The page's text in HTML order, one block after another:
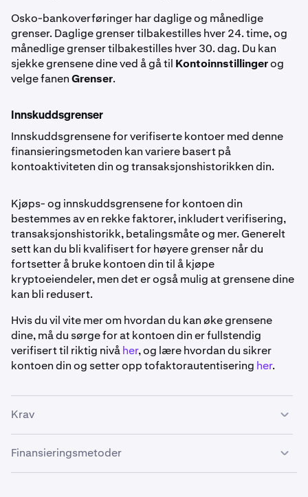
Osko-bankoverføringer har daglige og månedlige
grenser. Daglige grenser tilbakestilles hver 24. time, og
månedlige grenser tilbakestilles hver 30. dag. Du kan
sjekke grensene dine ved å gå til Kontoinnstillingerog
velge fanenGrenser.
Innskuddsgrenser
Innskuddsgrensene for verifiserte kontoer med denne
finansieringsmetoden kan variere basert på
kontoaktiviteten din og transaksjonshistorikken din.
Kjøps- og innskuddsgrensene for kontoen din
bestemmes av en rekke faktorer, inkludert verifisering,
transaksjonshistorikk, betalingsmåte og mer. Generelt
sett kan du bli kvalifisert for høyere grenser når du
fortsetter å bruke kontoen din til å kjøpe
kryptoeiendeler, men det er også mulig at grensene dine
kan bli redusert.
Hvis du vil vite mer om hvordan du kan øke grensene
dine, må du sørge for at kontoen din er fullstendig
verifisert til riktig nivåher, og lære hvordan du sikrer
kontoen din og setter opp tofaktorautentisering her.
Krav
• Kraken-kontoen din må være
• Kraken-kontoen din må være registrert i Australia.
Finansieringsmetoder